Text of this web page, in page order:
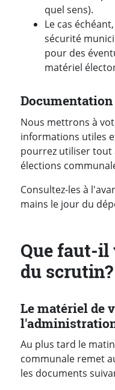
quel sens).
Le cas
sécurité
pour des
matériel
Documentation
Nous mettrons à
informations utiles
pourrez utiliser tout
élections
Consultez-les à
mains le jour du
Que faut-il
du scrutin?
Le matériel de
Au plus tard le
communale remet
les documents